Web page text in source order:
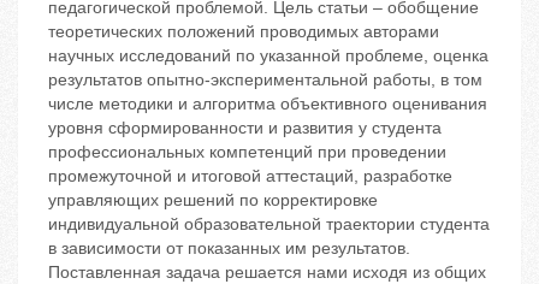
педагогической проблемой. Цель статьи – обобщение
теоретических положений проводимых авторами
научных исследований по указанной проблеме, оценка
результатов опытно-экспериментальной работы, в том
числе методики и алгоритма объективного оценивания
уровня сформированности и развития у студента
профессиональных компетенций при проведении
промежуточной и итоговой аттестаций, разработке
управляющих решений по корректировке
индивидуальной образовательной траектории студента
в зависимости от показанных им результатов.
Поставленная задача решается нами исходя из общих